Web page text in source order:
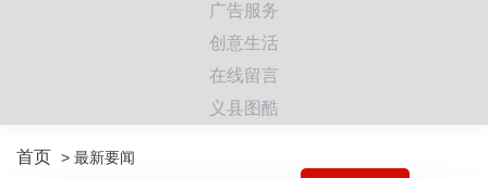
广告服务
创意生活
在线留言
义县图酷
首页 > 最新要闻